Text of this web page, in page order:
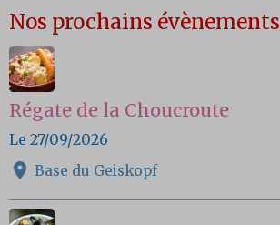
Nos prochains évènements
Régate de la Choucroute
Le 27/09/2026
Base du Geiskopf